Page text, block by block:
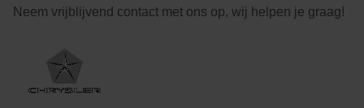
Neem vrijblijvend contact met ons op, wij helpen je graag!